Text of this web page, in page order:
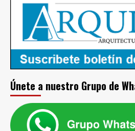
Únete a nuestro Grupo de